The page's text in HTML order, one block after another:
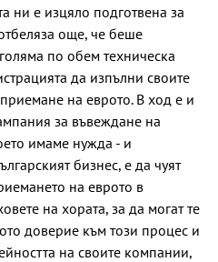
ни е изцяло подготвена за
още, че беше
по обем техническа
да изпълни своите
на еврото. В ход е и
за въвеждане на
имаме нужда - и
бизнес, е да чуят
на еврото в
на хората, за да могат те
доверие към този процес и
на своите компании,